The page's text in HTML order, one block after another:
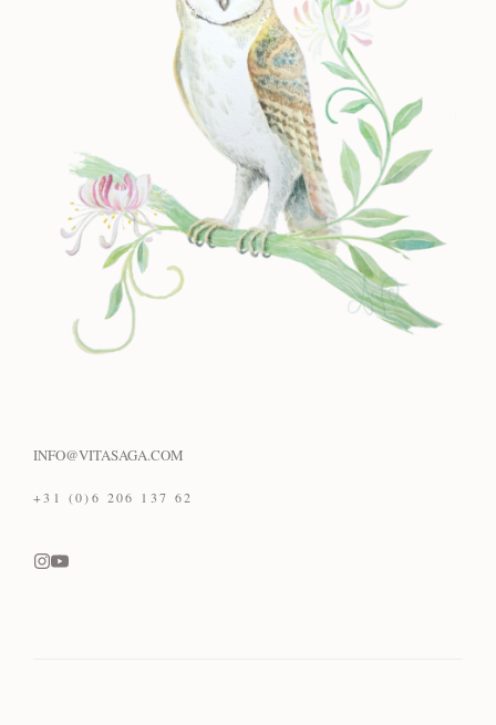
INFO@VITASAGA.COM
+31 (0)6 206 137 62